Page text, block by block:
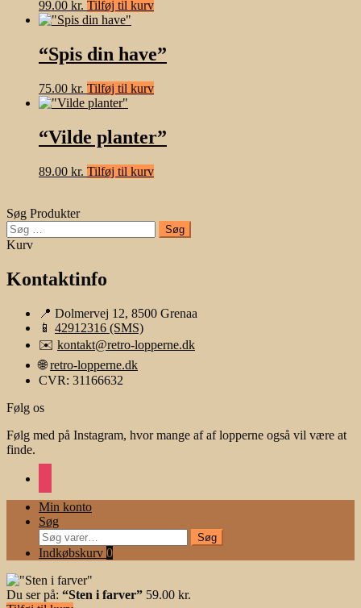
99.00 kr. Tilføj til kurv
“Spis din have”
75.00 kr. Tilføj til kurv
“Vilde planter”
89.00 kr. Tilføj til kurv
Søg Produkter
Søg
efter:
Kurv
Kontaktinfo
📍 Dolmervej 12, 8500 Grenaa
📱 42912316 (SMS)
✉️ kontakt@retro-lopperne.dk
🌐retro-lopperne.dk
CVR: 31166632
Følg os
Følg med på Instagram, hvor mange af af lopperne også vil være at
finde.
Min konto
Søg
Søg
efter:
Søg
Indkøbskurv 0
Du ser på: “Sten i farver” 59.00 kr.